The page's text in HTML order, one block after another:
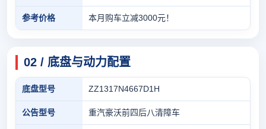
参考价格 本月购车立减3000元！
02 / 底盘与动力配置
底盘型号 ZZ1317N4667D1H
公告型号 重汽豪沃前四后八清障车